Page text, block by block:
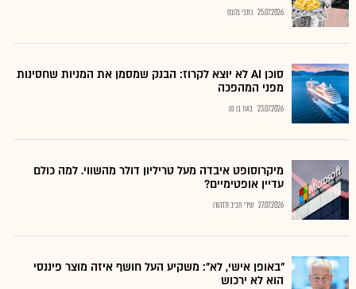
25.07.2026 כתבי גלובס
סוכן AI לא יוצא לקרוז: הבנק שמסמן את המניות שחסינות
מפני המהפכה
23.07.2026 בועז בן נון
מיקרוסופט איבדה מעל טריליון דולר מהשווי. למה כולם
עדיין אופטימיים?
27.07.2026 שירי חביב ולדהורן
"באופן אישי, לא": משקיע העל חושף איזה מוצר פיננסי
הוא לא ירכוש